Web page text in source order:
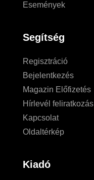
Események
Segítség
Regisztráció
Bejelentkezés
Magazin Előfizetés
Hírlevél feliratkozás
Kapcsolat
Oldaltérkép
Kiadó